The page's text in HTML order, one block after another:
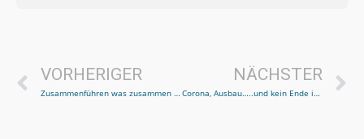
VORHERIGER
Zusammenführen was zusammen gehört!
NÄCHSTER
Corona, Ausbau…..und kein Ende in Sicht!